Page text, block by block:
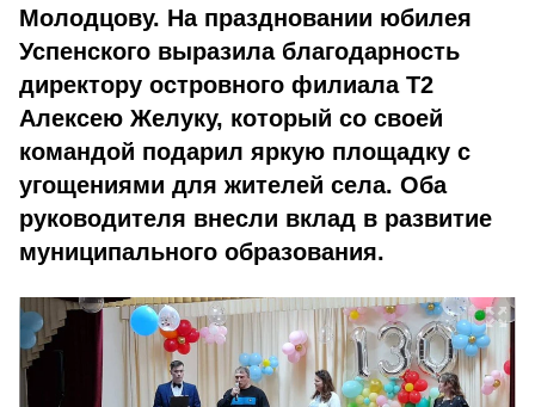
Молодцову. На праздновании юбилея
Успенского выразила благодарность
директору островного филиала Т2
Алексею Желуку, который со своей
командой подарил яркую площадку с
угощениями для жителей села. Оба
руководителя внесли вклад в развитие
муниципального образования.